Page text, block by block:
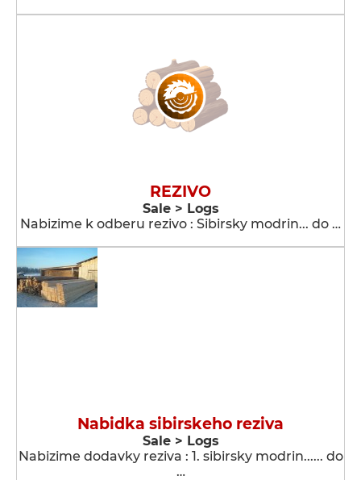
REZIVO
Sale > Logs
Nabizime k odberu rezivo : Sibirsky modrin... do …
Nabidka sibirskeho reziva
Sale > Logs
Nabizime dodavky reziva : 1. sibirsky modrin...... do
…